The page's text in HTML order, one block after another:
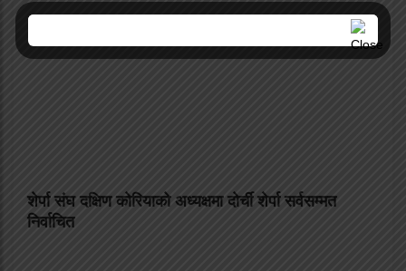
शेर्पा संघ दक्षिण कोरियाको अध्यक्षमा दोर्ची शेर्पा सर्वसम्मत
निर्वाचित